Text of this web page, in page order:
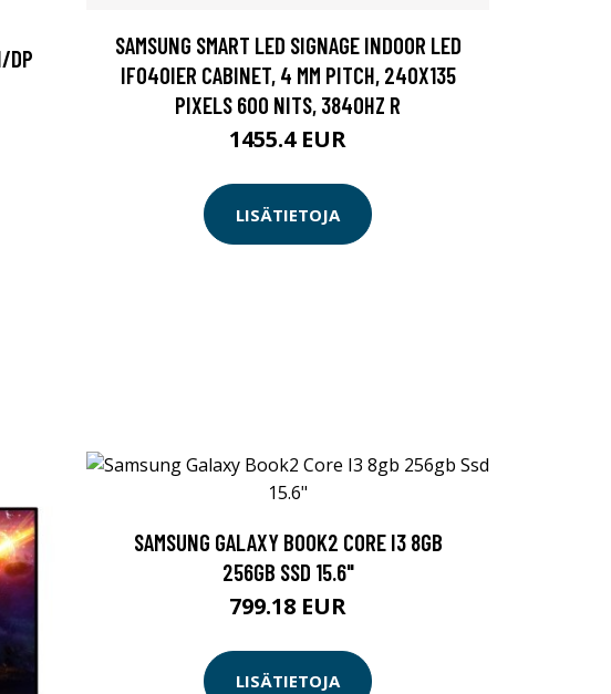
DP
SAMSUNG SMART LED SIGNAGE INDOOR LED
IF040IER CABINET, 4 MM PITCH, 240X135
PIXELS 600 NITS, 3840HZ R
1455.4 EUR
LISÄTIETOJA
SAMSUNG GALAXY BOOK2 CORE I3 8GB
256GB SSD 15.6"
799.18 EUR
LISÄTIETOJA